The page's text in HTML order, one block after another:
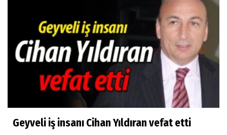
Geyveli iş insanı Cihan Yıldıran vefat etti